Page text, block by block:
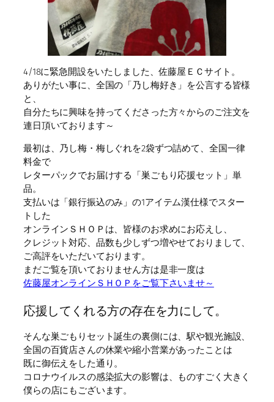
4/18に緊急開設をいたしました、佐藤屋ＥＣサイト。
ありがたい事に、全国の「乃し梅好き」を公言する皆様
と、
自分たちに興味を持ってくださった方々からのご注文を
連日頂いております～
最初は、乃し梅・梅しぐれを2袋ずつ詰めて、全国一律
料金で
レターパックでお届けする「巣ごもり応援セット」単
品。
支払いは「銀行振込のみ」の1アイテム漢仕様でスター
トした
オンラインＳＨＯＰは、皆様のお求めにお応えし、
クレジット対応、品数も少しずつ増やせておりまして、
ご高評をいただいております。
まだご覧を頂いておりません方は是非一度は
佐藤屋オンラインＳＨＯＰをご覧下さいませ～
応援してくれる方の存在を力にして。
そんな巣ごもりセット誕生の裏側には、駅や観光施設、
全国の百貨店さんの休業や縮小営業があったことは
既に御伝えをした通り。
コロナウイルスの感染拡大の影響は、ものすごく大きく
僕らの店にもございます。